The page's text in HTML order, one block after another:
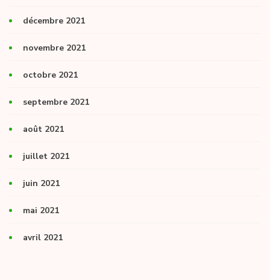
décembre 2021
novembre 2021
octobre 2021
septembre 2021
août 2021
juillet 2021
juin 2021
mai 2021
avril 2021